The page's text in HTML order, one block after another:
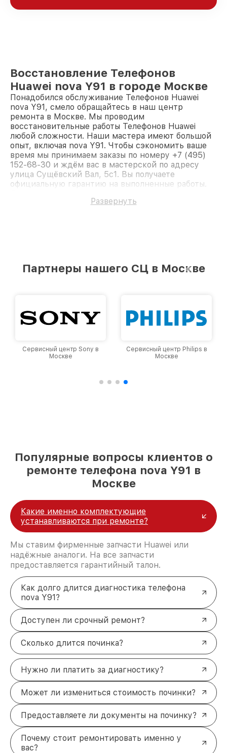
Восстановление Телефонов
Huawei nova Y91 в городе Москве
Понадобился обслуживание Телефонов Huawei
nova Y91, смело обращайтесь в наш центр
ремонта в Москве. Мы проводим
восстановительные работы Телефонов Huawei
любой сложности. Наши мастера имеют большой
опыт, включая nova Y91. Чтобы сэкономить ваше
время мы принимаем заказы по номеру +7 (495)
152-68-30 и ждём вас в мастерской по адресу
улица Сущёвский Вал, 5с1. Вы получаете
официальную гарантию на выполненные работы.
Развернуть
Партнеры нашего СЦ в Москве
Сервисный центр Sony в
Москве
Сервисный центр Philips в
Москве
Популярные вопросы клиентов о
ремонте телефона nova Y91 в
Москве
Какие именно комплектующие
устанавливаются при ремонте?
Мы ставим фирменные запчасти Huawei или
надёжные аналоги. На все запчасти
предоставляется гарантийный талон.
Как долго длится диагностика телефона
nova Y91?
Доступен ли срочный ремонт?
Сколько длится починка?
Нужно ли платить за диагностику?
Может ли измениться стоимость починки?
Предоставляете ли документы на починку?
Почему стоит ремонтировать именно у
вас?